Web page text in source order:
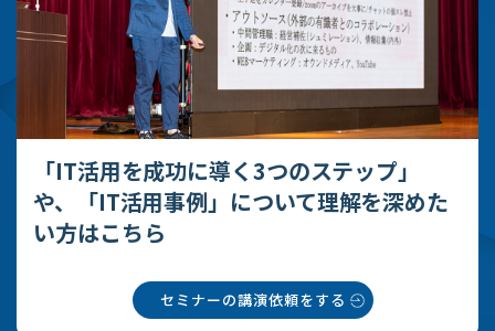
「IT活用を成功に導く3つのステップ」
や、
「IT活用事例」について理解を深めた
い方はこちら
セミナーの講演依頼をする